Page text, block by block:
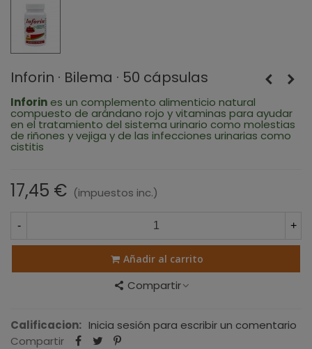
Inforin · Bilema · 50 cápsulas
Inforin es un complemento alimenticio natural
compuesto de arándano rojo y vitaminas para ayudar
en el tratamiento del sistema urinario como molestias
de riñones y vejiga y de las infecciones urinarias como
cistitis
17,45 € (impuestos inc.)
- +
Añadir al carrito
Compartir
Calificacion: Inicia sesión para escribir un comentario
Compartir